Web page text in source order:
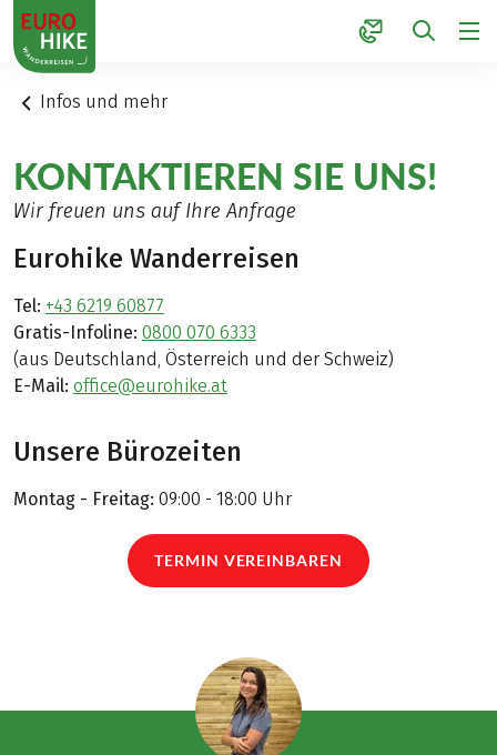
1
Infos und mehr
KONTAKTIEREN SIE UNS!
Wir freuen uns auf Ihre Anfrage
Eurohike Wanderreisen
Tel: +43 6219 60877
Gratis-Infoline: 0800 070 6333
(aus Deutschland, Österreich und der Schweiz)
E-Mail: office@eurohike.at
Unsere Bürozeiten
Montag - Freitag: 09:00 - 18:00 Uhr
TERMIN VEREINBAREN